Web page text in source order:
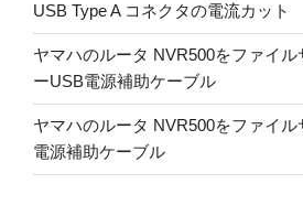
USB Type A コネクタの電流カット
ヤマハのルータ NVR500をファイル
ーUSB電源補助ケーブル
ヤマハのルータ NVR500をファイ
電源補助ケーブル